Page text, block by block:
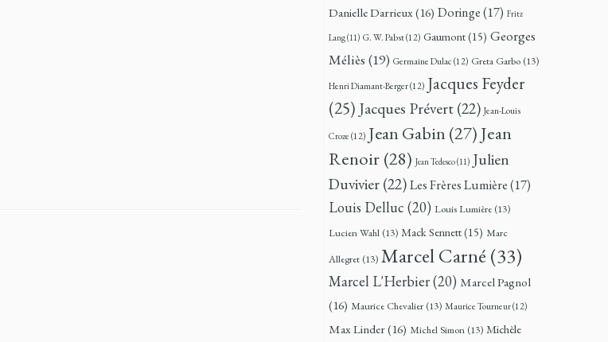
Danielle Darrieux(16) Doringe(17) Fritz
Lang(11) G. W. Pabst(12) Gaumont(15) Georges
Méliès (19) Germaine Dulac (12) Greta Garbo (13)
Henri Diamant-Berger(12) Jacques Feyder
(25) Jacques Prévert(22) Jean-Louis
Croze (12) Jean Gabin (27) Jean
Renoir (28) Jean Tedesco(11) Julien
Duvivier(22)Les Frères Lumière(17)
Louis Delluc (20) Louis Lumière (13)
Lucien Wahl (13) Mack Sennett(15) Marc
Allegret (13) Marcel Carné (33)
Marcel L'Herbier(20) Marcel Pagnol
(16) Maurice Chevalier (13) Maurice Tourneur(12)
Max Linder(16) Michel Simon (13) Michèle